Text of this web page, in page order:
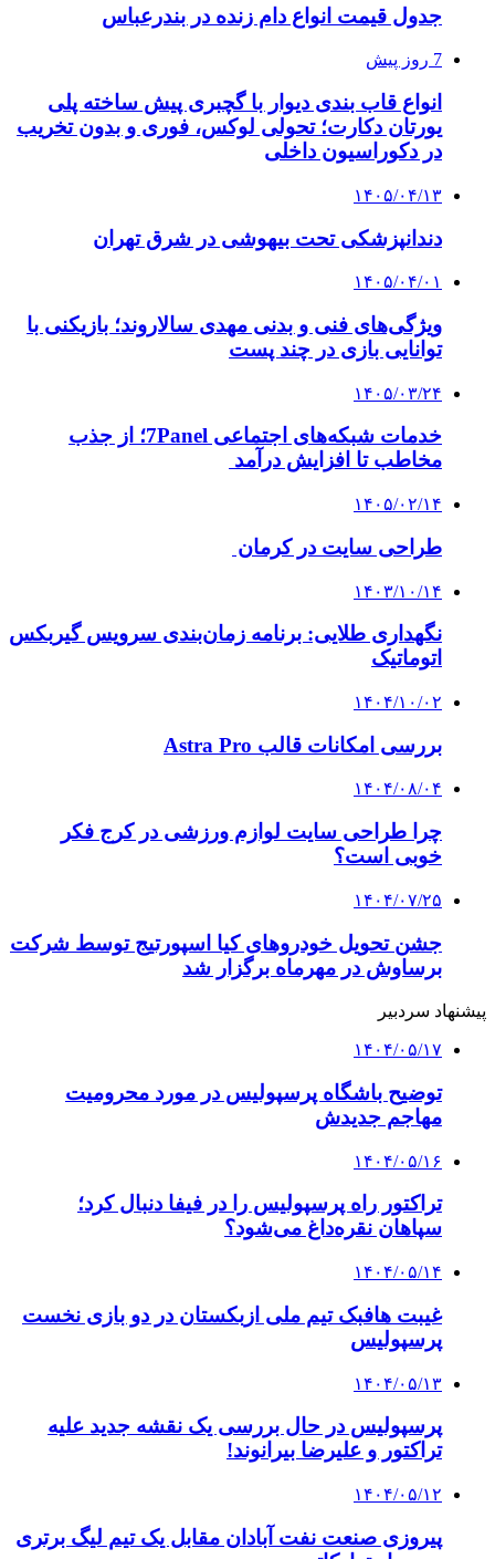
جدول قیمت انواع دام زنده در بندرعباس
7 روز پیش
انواع قاب بندی دیوار با گچبری پیش ساخته پلی
یورتان دکارت؛ تحولی لوکس، فوری و بدون تخریب
در دکوراسیون داخلی
۱۴۰۵/۰۴/۱۳
دندانپزشکی تحت بیهوشی در شرق تهران
۱۴۰۵/۰۴/۰۱
ویژگی‌های فنی و بدنی مهدی سالاروند؛ بازیکنی با
توانایی بازی در چند پست
۱۴۰۵/۰۳/۲۴
خدمات شبکه‌های اجتماعی 7Panel؛ از جذب
مخاطب تا افزایش درآمد
۱۴۰۵/۰۲/۱۴
طراحی سایت در کرمان
۱۴۰۳/۱۰/۱۴
نگهداری طلایی: برنامه زمان‌بندی سرویس گیربکس
اتوماتیک
۱۴۰۴/۱۰/۰۲
بررسی امکانات قالب Astra Pro
۱۴۰۴/۰۸/۰۴
چرا طراحی سایت لوازم ورزشی در کرج فکر
خوبی است؟
۱۴۰۴/۰۷/۲۵
جشن تحویل خودروهای کیا اسپورتیج توسط شرکت
برساوش در مهرماه برگزار شد
پیشنهاد سردبیر
۱۴۰۴/۰۵/۱۷
توضیح باشگاه پرسپولیس در مورد محرومیت
مهاجم جدیدش
۱۴۰۴/۰۵/۱۶
تراکتور راه پرسپولیس را در فیفا دنبال کرد؛
سپاهان نقره‌داغ می‌شود؟
۱۴۰۴/۰۵/۱۴
غیبت هافبک تیم ملی ازبکستان در دو بازی نخست
پرسپولیس
۱۴۰۴/۰۵/۱۳
پرسپولیس در حال بررسی یک نقشه جدید علیه
تراکتور و علیرضا بیرانوند!
۱۴۰۴/۰۵/۱۲
پیروزی صنعت نفت آبادان مقابل یک تیم لیگ برتری